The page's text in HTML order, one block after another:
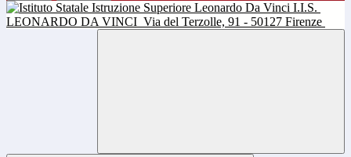
I.I.S.
LEONARDO DA VINCI Via del Terzolle, 91 - 50127 Firenze